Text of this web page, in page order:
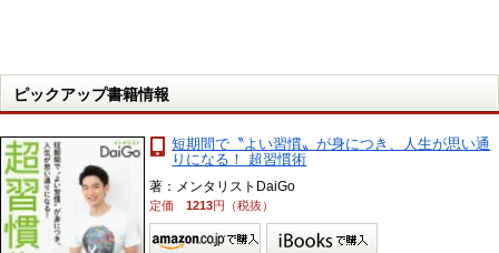
ピックアップ書籍情報
短期間で〝よい習慣〟が身につき、人生が思い通
りになる！ 超習慣術
著：メンタリストDaiGo
定価1213円（税抜）